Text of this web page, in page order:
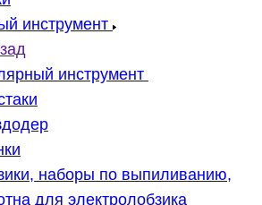
инструмент
инструмент
наборы по выпиливанию,
для электролобзика